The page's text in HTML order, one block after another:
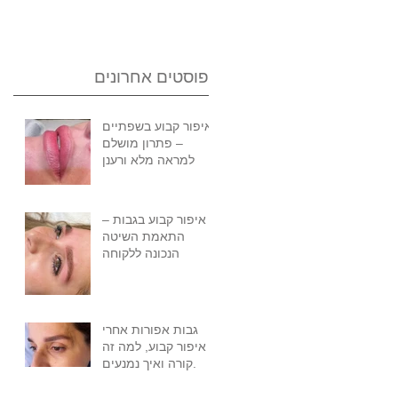
פוסטים אחרונים
איפור קבוע בשפתיים
– פתרון מושלם
למראה מלא ורענן
איפור קבוע בגבות –
התאמת השיטה
הנכונה ללקוחה
גבות אפורות אחרי
איפור קבוע, למה זה